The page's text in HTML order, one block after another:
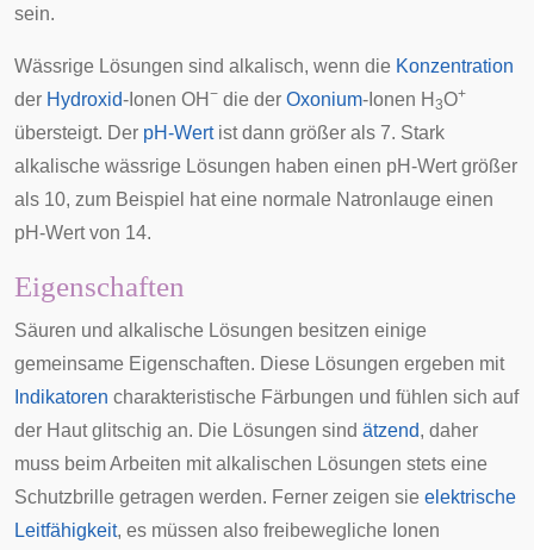
sein.
Wässrige Lösungen sind alkalisch, wenn die Konzentration
der Hydroxid-Ionen OH − die der Oxonium-Ionen H 3O+
übersteigt. Der pH-Wertist dann größer als 7. Stark
alkalische wässrige Lösungen haben einen pH-Wert größer
als 10, zum Beispiel hat eine normale Natronlauge einen
pH-Wert von 14.
Eigenschaften
Säuren und alkalische Lösungen besitzen einige
gemeinsame Eigenschaften. Diese Lösungen ergeben mit
Indikatoren charakteristische Färbungen und fühlen sich auf
der Haut glitschig an. Die Lösungen sind ätzend, daher
muss beim Arbeiten mit alkalischen Lösungen stets eine
Schutzbrille getragen werden. Ferner zeigen sie elektrische
Leitfähigkeit, es müssen also freibewegliche Ionen